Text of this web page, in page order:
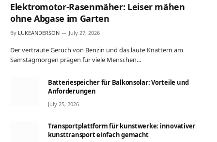
Elektromotor-Rasenmäher: Leiser mähen
ohne Abgase im Garten
By LUKEANDERSON July 27, 2026
Der vertraute Geruch von Benzin und das laute Knattern am
Samstagmorgen prägen für viele Menschen…
Batteriespeicher für Balkonsolar: Vorteile und
Anforderungen
July 25, 2026
Transportplattform für kunstwerke: innovativer
kunsttransport einfach gemacht